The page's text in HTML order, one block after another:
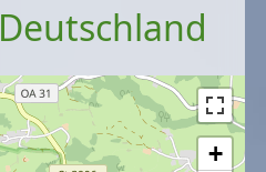
Deutschland
+